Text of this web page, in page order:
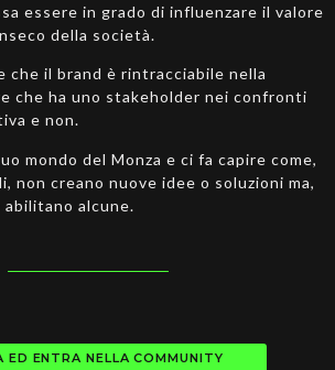
essere in grado di influenzare il valore
della società.
che il brand è rintracciabile nella
che ha uno stakeholder nei confronti
e non.
mondo del Monza e ci fa capire come,
non creano nuove idee o soluzioni ma,
abilitano alcune.
ED ENTRA NELLA COMMUNITY